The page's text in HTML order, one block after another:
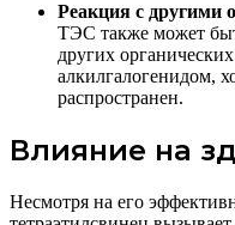
Реакция с другими
ТЭС также может
других
алкилгалогенидом,
распространен.
Влияние на
Несмотря на его